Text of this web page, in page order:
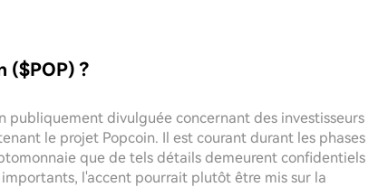
($POP) ?
publiquement divulguée concernant des investisseurs
le projet Popcoin. Il est courant durant les phases
que de tels détails demeurent confidentiels
l'accent pourrait plutôt être mis sur la